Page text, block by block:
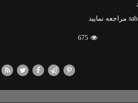
مراجعه نمایید
675